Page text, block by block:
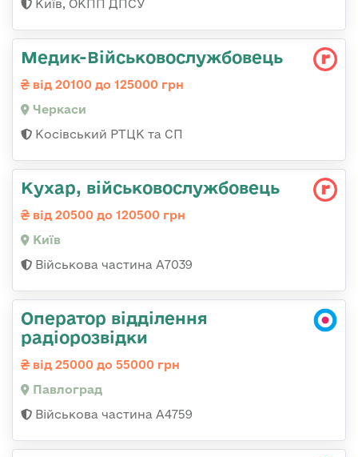
Київ, ОКПП ДПСУ
Медик-Військовослужбовець
від 20100 до 125000 грн
Черкаси
Косівський РТЦК та СП
Кухар, військовослужбовець
від 20500 до 120500 грн
Київ
Військова частина А7039
Оператор відділення
радіорозвідки
від 25000 до 55000 грн
Павлоград
Військова частина А4759